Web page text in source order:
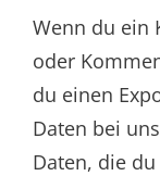
Wenn du ein
oder
du einen
Daten bei
Daten, die